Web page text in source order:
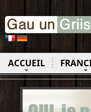
ACCUEIL